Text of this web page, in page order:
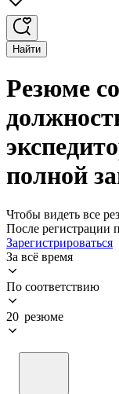
Найти
Резюме
полной
Чтобы видеть все
После регистрации
Зарегистрироваться
За всё время
По соответствию
20 резюме